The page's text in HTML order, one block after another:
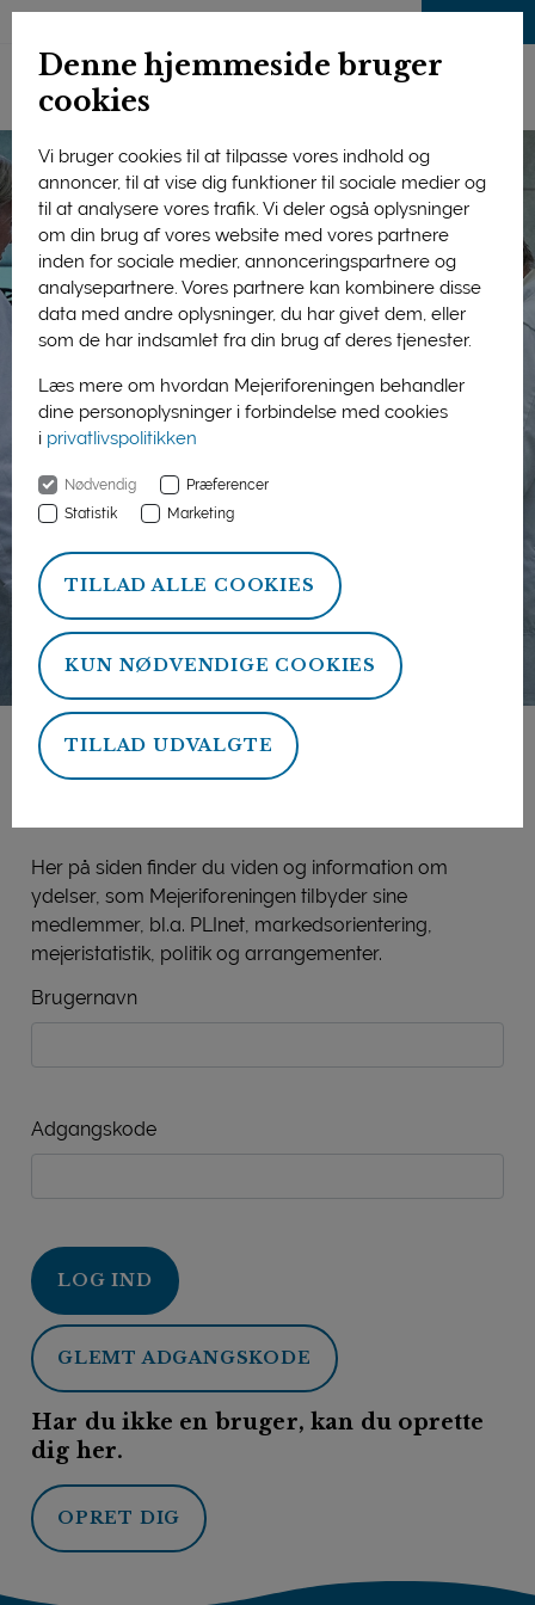
Denne hjemmeside bruger
cookies
Vi bruger cookies til at tilpasse vores indhold og
annoncer, til at vise dig funktioner til sociale medier og
til at analysere vores trafik. Vi deler også oplysninger
om din brug af vores website med vores partnere
inden for sociale medier, annonceringspartnere og
analysepartnere. Vores partnere kan kombinere disse
data med andre oplysninger, du har givet dem, eller
som de har indsamlet fra din brug af deres tjenester.
Læs mere om hvordan Mejeriforeningen behandler
dine personoplysninger i forbindelse med cookies
i privatlivspolitikken
Nødvendig
Præferencer
Statistik
Marketing
TILLAD ALLE COOKIES
KUN NØDVENDIGE COOKIES
TILLAD UDVALGTE
Mejeriforeningens
Her på siden finder du viden og information om
ydelser, som Mejeriforeningen tilbyder sine
medlemmer, bl.a. PLInet, markedsorientering,
mejeristatistik, politik og arrangementer.
Brugernavn
Adgangskode
LOG IND
GLEMT ADGANGSKODE
Har du ikke en bruger, kan du oprette
dig her.
OPRET DIG